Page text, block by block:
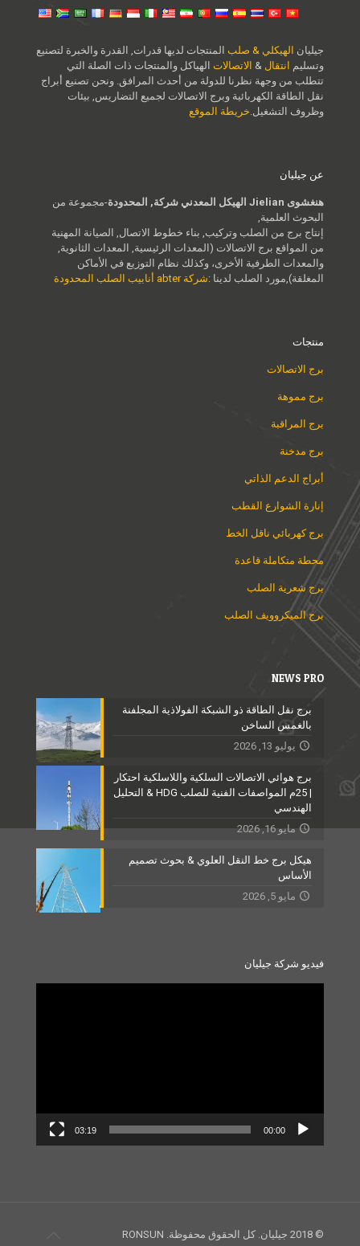
جيليان الهيكلي & صلب المنتجات لديها قدرات, القدرة والخبرة لتصنيع
وتسليم انتقال & الاتصالات الهياكل والمنتجات ذات الصلة التي
تتطلب من وجهة نظرنا للدولة من أحدث المرافق. ونحن تصنيع أبراج
نقل الطاقة الكهربائية وبرج الاتصالات لجميع التضاريس, بيئات
وظروف التشغيل.خريطة الموقع
عن جيليان
هنغشوى Jielian الهيكل المعدني شركة, المحدودة
-مجموعة من
البحوث العلمية,
إنتاج برج من الصلب وتركيب, بناء خطوط الاتصال, الصيانة المهنية
من المواقع برج الاتصالات (المعدات الرئيسية, المعدات الثانوية,
والمعدات الطرفية الأخرى، وكذلك نظام التوزيع في الأماكن
المغلقة),مورد الصلب لدينا :شركة abter أنابيب الصلب المحدودة
منتجات
برج الاتصالات
برج مموهة
برج المراقبة
برج مدخنة
أبراج الدعم الذاتي
إنارة الشوارع القطب
برج كهربائي ناقل الخط
محطة متكاملة قاعدة
برج شعرية الصلب
برج الميكروويف الصلب
NEWS PRO
برج نقل الطاقة ذو الشبكة الفولاذية المجلفنة
بالغمس الساخن
يوليو 13, 2026
برج هوائي الاتصالات السلكية واللاسلكية احتكار
| 25م المواصفات الفنية للصلب HDG & التحليل
الهندسي
مايو 16, 2026
هيكل برج خط النقل العلوي & بحوث تصميم
الأساس
مايو 5, 2026
فيديو شركة جيليان
00:00
03:19
© 2018 جيليان. كل الحقوق محفوظة. RONSUN